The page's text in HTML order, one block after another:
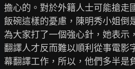
擔心的。對於外籍人士可能搶走
飯碗這樣的憂慮，陳明秀小姐倒
為大家打了一個強心針，她表示
翻譯人才反而難以順利從事電影
幕翻譯工作，所以，他們多半是